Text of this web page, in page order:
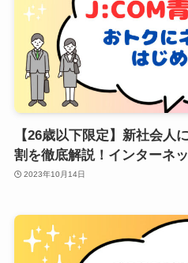
【26歳以下限定】新社会人
割を徹底解説！インターネ
2023年10月14日